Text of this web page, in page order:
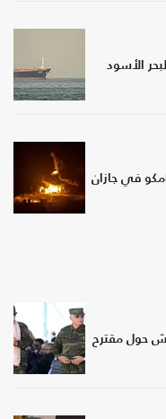
الأسود
في جازان
حول مقترح